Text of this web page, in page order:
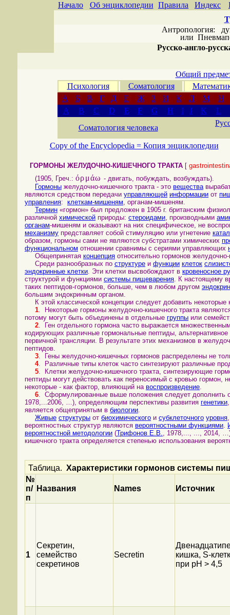
Начало Об энциклопедии Правила Индекс
Антропология:
или
Русско-англо-
Общий
Психология
Соматология
А
Б В Г Д Е Ж З И К Л М
Н
A
B C D E F G H I J K
L
Соматология человека
Copy of the Encyclopedia = Копия энциклопедии
ГОРМОНЫ ЖЕЛУДОЧНО-КИШЕЧНОГО ТРАКТА [
(1905, Греч.: όρμάω - двигать, побуждать, возбуждать).
Гормоны желудочно-кишечного тракта - это вещества
являются средством передачи управляющей информации от
управления: клеткам-мишеням, органам-мишеням.
Термин «гормон» был предложен в 1905 г. британским
различной химической природы: стероидами, производными
органам-мишеням и оказывают на них специфическое, не
механизму представляет собой стимуляцию или угнетение
образом, гормоны сами не являются субстратами химических
функциональном отношении сравнимы с сериями управляющих
Общепринятая концепция относительно гормонов
Среди разнообразных по структуре и функции клеток
эндокринные клетки. Эти клетки высвобождают в кровеносное
структурой и функциями системы пищеварения. К настоящему
таких пептидов-гормонов, больше, чем в любом другом
большим эндокринным органом.
К этой классической концепции следует добавить некоторые
1. Некоторые гормоны желудочно-кишечного тракта
потому могут быть объединены в отдельные группы или
2. Ген отдельного гормона часто выражается
кодирующих различные гормональные пептиды,
первичной трансляции. В результате этих механизмов в
пептидов.
3. Гены желудочно-кишечных гормонов распределены не
4. Различные типы клеток часто синтезируют различные
5. Клетки желудочно-кишечного тракта, синтезирующие
пептиды могут действовать как переносимый с кровью гормон,
некоторые - как фактор, влияющий на воспроизведение.
6. Сформулированные выше положения следует
1978,...2006, …), определяющим перспективы развития генетики
является общепринятым в биологии.
Живые структуры от биохимического и субклеточного уровня
вероятностных структур являются вероятностными функциями.
вероятностной методологии (Трифонов Е.В., 1978,..., ..., 2014,
кишечного тракта определяется степенью использования
Таблица. Характеристики гормонов системы
№
п/
п
Названия Names Источник
1
Секретин,
семейство
секретинов
Secretin
кишка, S-
при pH > 4,5